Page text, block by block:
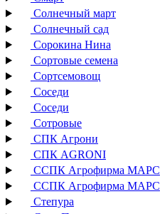
Солнечный март
Солнечный сад
Сорокина Нина
Сортовые семена
Сортсемовощ
Соседи
Соседи
Сотровые
СПК Агрони
СПК AGRONI
ССПК Агрофирма МАРС
ССПК Агрофирма МАРС
Степура